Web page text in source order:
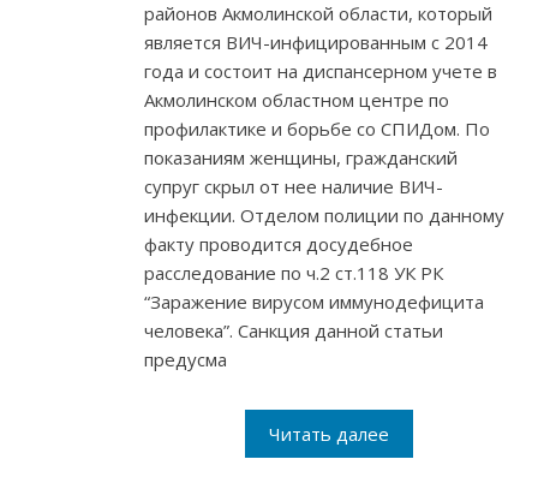
районов Акмолинской области, который
является ВИЧ-инфицированным с 2014
года и состоит на диспансерном учете в
Акмолинском областном центре по
профилактике и борьбе со СПИДом. По
показаниям женщины, гражданский
супруг скрыл от нее наличие ВИЧ-
инфекции. Отделом полиции по данному
факту проводится досудебное
расследование по ч.2 ст.118 УК РК
“Заражение вирусом иммунодефицита
человека”. Санкция данной статьи
предусма
Читать далее